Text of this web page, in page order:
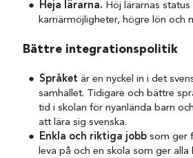
Heja lärarna. Höj lärarnas
karriärmöjligheter, högre lön och
Bättre integrationspolitik
Språket är en nyckel in i det
samhället. Tidigare och bättre
tid i skolan för nyanlända barn
att lära sig svenska.
Enkla och riktiga jobb som ger
leva på och en skola som ger